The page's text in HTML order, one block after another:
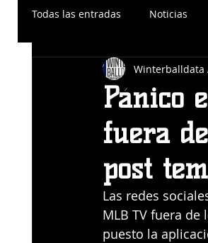
Todas las entradas Noticias
Pánico
fuera
post
Winterballdata
Las redes
MLB TV fuera
puesto la